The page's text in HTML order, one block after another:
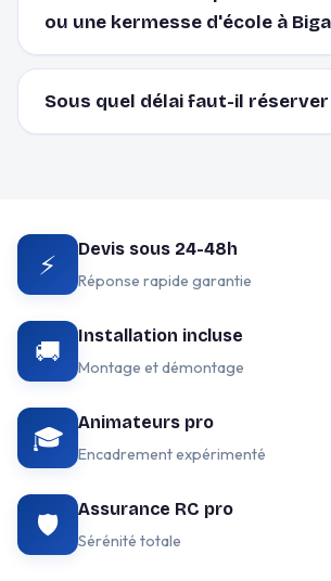
ou une kermesse d'école à
Sous quel délai faut-il réserver
⚡ Devis sous 24-48h
Réponse rapide garantie
🚚 Installation incluse
Montage et démontage
🎓 Animateurs pro
Encadrement expérimenté
🛡️ Assurance RC pro
Sérénité totale